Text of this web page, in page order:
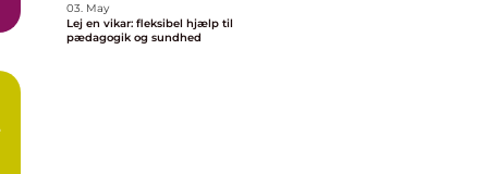
03. May
Lej en vikar: fleksibel hjælp til
pædagogik og sundhed